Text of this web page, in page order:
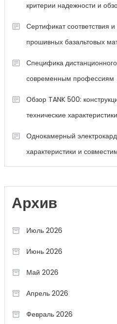
критерии надежности и
Сертификат соответствия
прошивных базальтовых
Специфика
современным профессиям
Обзор TANK 500:
технические характеристики
Однокамерный
характеристики и
Архив
Июль 2026
Июнь 2026
Май 2026
Апрель 2026
Февраль 2026